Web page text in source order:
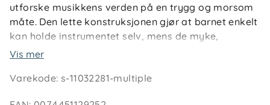
utforske musikkens verden på en trygg og morsom
måte. Den lette konstruksjonen gjør at barnet enkelt
kan holde instrumentet selv, mens de myke,
dempede lydene gir musikalsk lek uten å bli for
Tamburinen har tre babysikre bjeller og fargerike
Vis mer
Varekode:s-11032281-multiple